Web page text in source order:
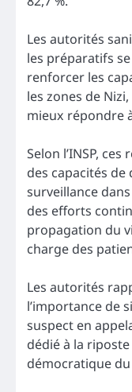
Les autorités
les préparatifs
renforcer les
les zones de
mieux répondre
Selon l’INSP,
des capacités
surveillance
des efforts
propagation du
charge des
Les autorités
l’importance de
suspect en
dédié à la
démocratique